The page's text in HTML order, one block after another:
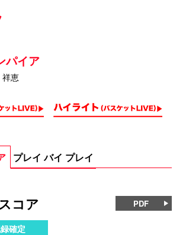
パイア
祥恵
プレイ バイ プレイ
コア PDF
確定